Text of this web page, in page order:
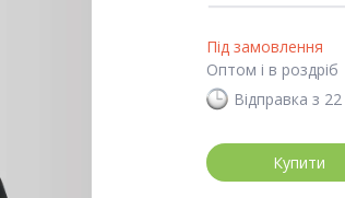
Під замовлення
Оптом і в роздріб
Відправка з
Купити